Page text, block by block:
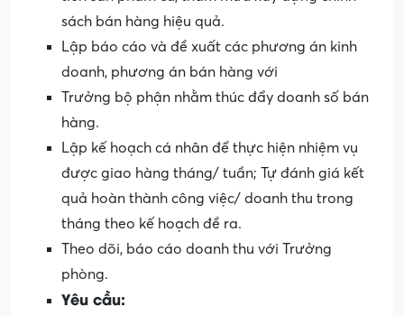
sách bán hàng hiệu quả.
Lập báo cáo và đề xuất các phương án kinh
doanh, phương án bán hàng với
Trưởng bộ phận nhằm thúc đẩy doanh số bán
hàng.
Lập kế hoạch cá nhân để thực hiện nhiệm vụ
được giao hàng tháng/ tuần; Tự đánh giá kết
quả hoàn thành công việc/ doanh thu trong
tháng theo kế hoạch đề ra.
Theo dõi, báo cáo doanh thu với Trưởng
phòng.
Yêu cầu: